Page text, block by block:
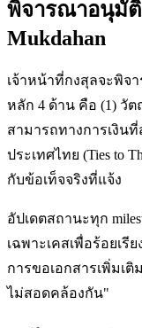
พิจารณาอนุมัติ
Mukdahan
เจ้าหน้าที่กงสุลจะพิจา
หลัก 4 ด้าน คือ (1) วัต
สามารถทางการเงิน
ประเทศไทย (Ties to
กับข้อเท็จจริงที่แจ้ง
อัปเดตสถานะทุก
เฉพาะเคสเพื่อร้อยเ
การขอเอกสารเพิ่มเติ
ไม่สอดคล้องกัน"